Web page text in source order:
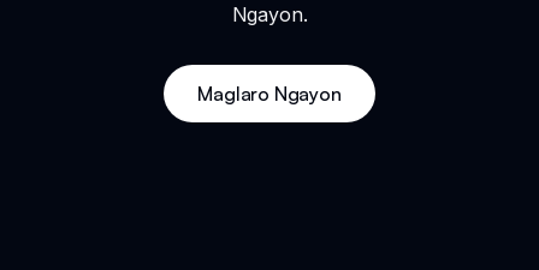
Ngayon.
Maglaro Ngayon